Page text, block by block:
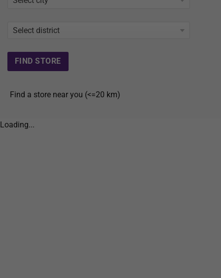
Find a store near you (<=20 km)
Loading...